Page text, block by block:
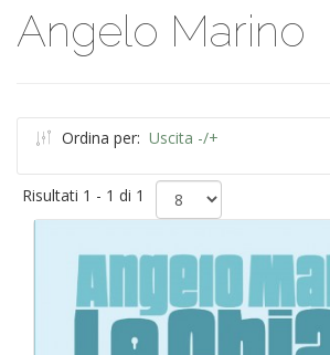
Angelo Marino
Ordina per: Uscita -/+
Risultati 1 - 1 di 1